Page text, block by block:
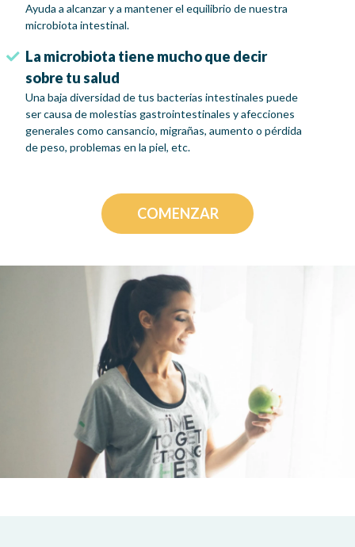
Ayuda a alcanzar y a mantener el equilibrio de nuestra
microbiota intestinal.
La microbiota tiene mucho que decir
sobre tu salud
Una baja diversidad de tus bacterias intestinales puede
ser causa de molestias gastrointestinales y afecciones
generales como cansancio, migrañas, aumento o pérdida
de peso, problemas en la piel, etc.
COMENZAR